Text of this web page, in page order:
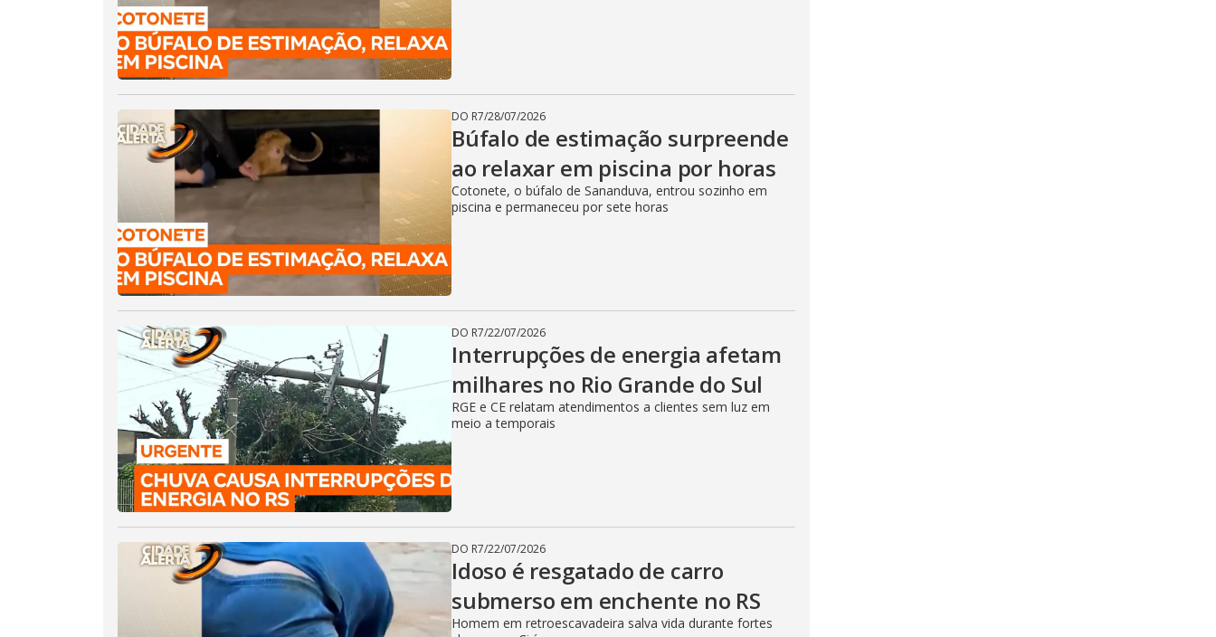
DO R7/28/07/2026
Búfalo de estimação surpreende
ao relaxar em piscina por horas
Cotonete, o búfalo de Sananduva, entrou sozinho em
piscina e permaneceu por sete horas
DO R7/22/07/2026
Interrupções de energia afetam
milhares no Rio Grande do Sul
RGE e CE relatam atendimentos a clientes sem luz em
meio a temporais
DO R7/22/07/2026
Idoso é resgatado de carro
submerso em enchente no RS
Homem em retroescavadeira salva vida durante fortes